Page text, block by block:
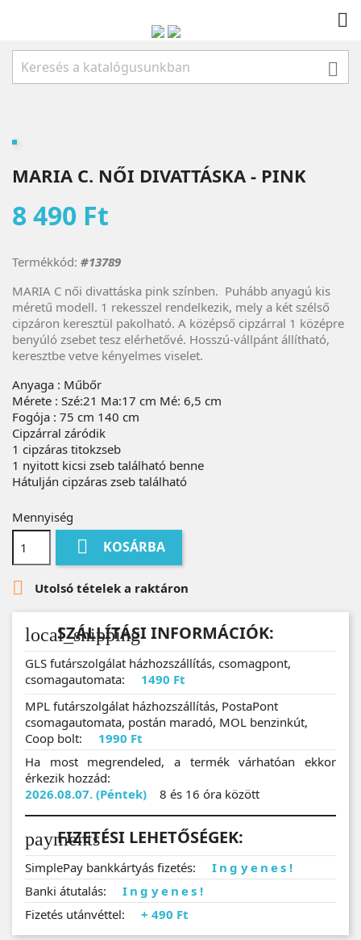


MARIA C. NŐI DIVATTÁSKA - PINK
8 490 Ft
Termékkód: #13789
MARIA C női divattáska pink színben. Puhább anyagú kis
méretű modell. 1 rekesszel rendelkezik, mely a két szélső
cipzáron keresztül pakolható. A középső cipzárral 1 középre
benyúló zsebet tesz elérhetővé. Hosszú-vállpánt állítható,
keresztbe vetve kényelmes viselet.
Anyaga : Műbőr
Mérete : Szé:21 Ma:17 cm Mé: 6,5 cm
Fogója : 75 cm 140 cm
Cipzárral záródik
1 cipzáras titokzseb
1 nyitott kicsi zseb található benne
Hátulján cipzáras zseb található
Mennyiség
 KOSÁRBA
 Utolsó tételek a raktáron
local_shipping
SZÁLLÍTÁSI INFORMÁCIÓK:
GLS futárszolgálat házhozszállítás, csomagpont,
csomagautomata:
1490 Ft
MPL futárszolgálat házhozszállítás, PostaPont
csomagautomata, postán maradó, MOL benzinkút,
Coop bolt:
1990 Ft
Ha most megrendeled, a termék várhatóan ekkor
érkezik hozzád:
2026.08.07. (Péntek)
8 és 16 óra között
payments
FIZETÉSI LEHETŐSÉGEK:
SimplePay bankkártyás fizetés:
Ingyenes!
Banki átutalás:
Ingyenes!
Fizetés utánvéttel:
+ 490 Ft